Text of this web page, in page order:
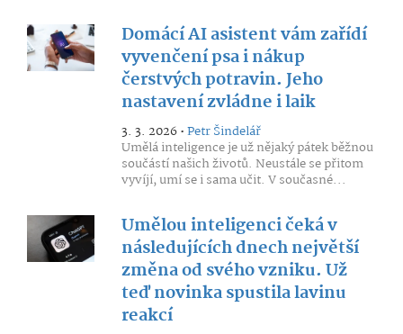
Domácí AI asistent vám zařídí
vyvenčení psa i nákup
čerstvých potravin. Jeho
nastavení zvládne i laik
3. 3. 2026 •Petr Šindelář
Umělá inteligence je už nějaký pátek běžnou
součástí našich životů. Neustále se přitom
vyvíjí, umí se i sama učit. V současné...
Umělou inteligenci čeká v
následujících dnech největší
změna od svého vzniku. Už
teď novinka spustila lavinu
reakcí